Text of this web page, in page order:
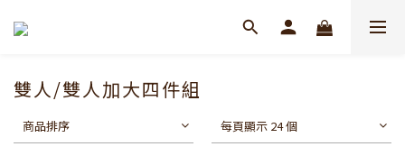
雙人/雙人加大四件組
商品排序 每頁顯示 24 個